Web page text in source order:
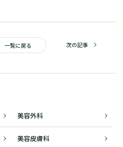
一覧に戻る 次の記事
美容外科
美容皮膚科